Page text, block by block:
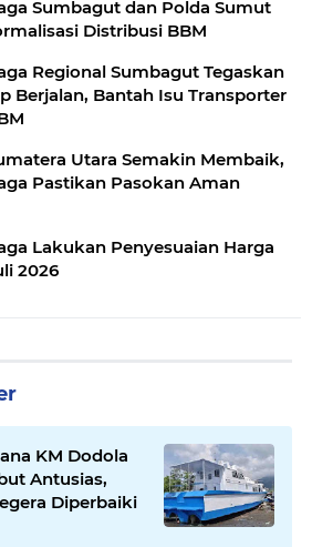
Sumbagut dan Polda Sumut
Distribusi BBM
Regional Sumbagut Tegaskan
Berjalan, Bantah Isu Transporter
Utara Semakin Membaik,
Pastikan Pasokan Aman
Lakukan Penyesuaian Harga
2026
KM Dodola
Antusias,
Diperbaiki